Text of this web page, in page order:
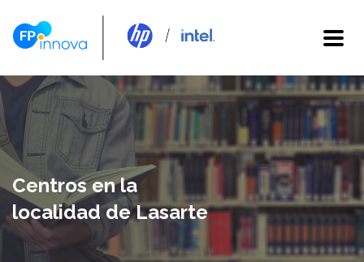
Centros en la
localidad de Lasarte